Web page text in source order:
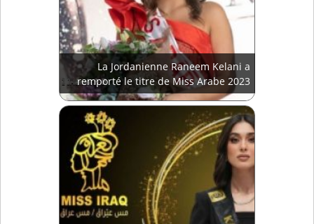
La Jordanienne Raneem Kelani a
remporté le titre de Miss Arabe 2023